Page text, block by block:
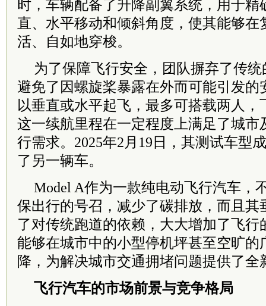
时，车辆配备了升降副翼系统，用于精
直、水平移动和倾斜角度，使其能够在
活、自如地穿梭。
为了保障飞行安全，团队摒弃了传
避免了因螺旋桨暴露在外而可能引发的
以垂直或水平起飞，最多可搭载两人，
这一续航里程在一定程度上满足了城市
行需求。2025年2月19日，其测试车型
了另一辆车。
Model A作为一款纯电动飞行汽车，
保出行的号召，减少了碳排放，而且其
了对传统跑道的依赖，大大增加了飞行
能够在城市中的小型停机坪甚至空旷的
降，为解决城市交通拥堵问题提供了全
飞行汽车的市场前景与竞争格局